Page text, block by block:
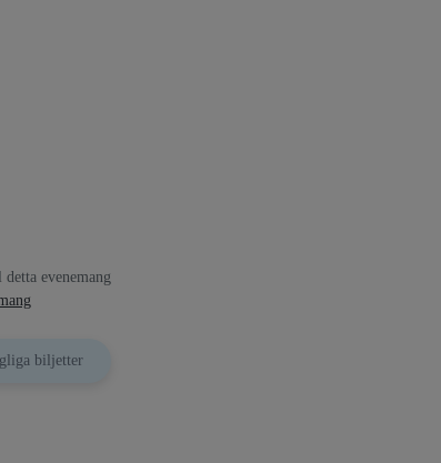
evenemang
biljetter